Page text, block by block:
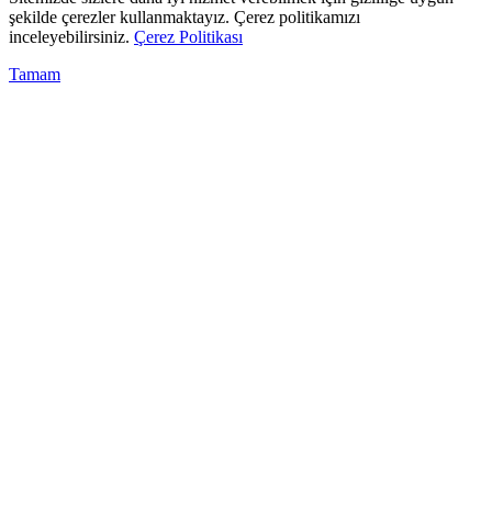
şekilde çerezler kullanmaktayız. Çerez politikamızı
inceleyebilirsiniz. Çerez Politikası
Tamam